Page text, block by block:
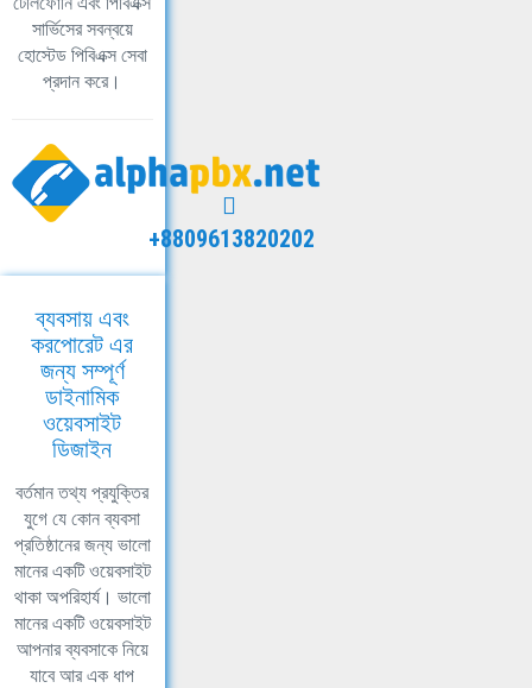
সার্ভিসের সবন্বয়ে
হোস্টেড পিবিএক্স সেবা
প্রদান করে।
+8809613820202
ব্যবসায় এবং
করপোরেট এর
জন্য সম্পূর্ণ
ডাইনামিক
ওয়েবসাইট
ডিজাইন
বর্তমান তথ্য প্রযুক্তির
যুগে যে কোন ব্যবসা
প্রতিষ্ঠানের জন্য ভালো
মানের একটি ওয়েবসাইট
থাকা অপরিহার্য। ভালো
মানের একটি ওয়েবসাইট
আপনার ব্যবসাকে নিয়ে
যাবে আর এক ধাপ